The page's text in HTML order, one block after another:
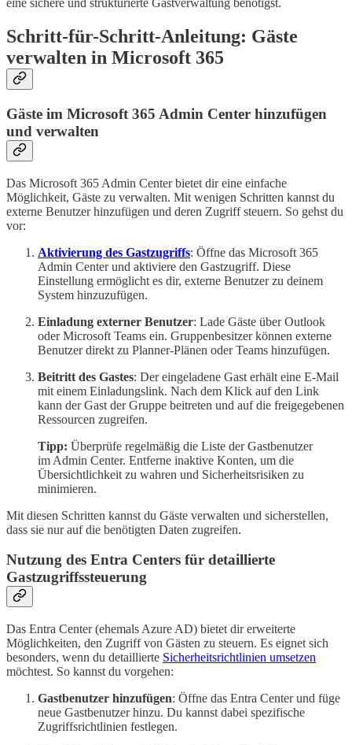
eine sichere und strukturierte Gastverwaltung benötigst.
Schritt-für-Schritt-Anleitung: Gäste
verwalten in Microsoft 365
Gäste im Microsoft 365 Admin Center hinzufügen
und verwalten
Das Microsoft 365 Admin Center bietet dir eine einfache
Möglichkeit, Gäste zu verwalten. Mit wenigen Schritten kannst du
externe Benutzer hinzufügen und deren Zugriff steuern. So gehst du
vor:
Aktivierung des Gastzugriffs: Öffne das Microsoft 365
Admin Center und aktiviere den Gastzugriff. Diese
Einstellung ermöglicht es dir, externe Benutzer zu deinem
System hinzuzufügen.
Einladung externer Benutzer: Lade Gäste über Outlook
oder Microsoft Teams ein. Gruppenbesitzer können externe
Benutzer direkt zu Planner-Plänen oder Teams hinzufügen.
Beitritt des Gastes: Der eingeladene Gast erhält eine E-Mail
mit einem Einladungslink. Nach dem Klick auf den Link
kann der Gast der Gruppe beitreten und auf die freigegebenen
Ressourcen zugreifen.
Tipp: Überprüfe regelmäßig die Liste der Gastbenutzer
im Admin Center. Entferne inaktive Konten, um die
Übersichtlichkeit zu wahren und Sicherheitsrisiken zu
minimieren.
Mit diesen Schritten kannst du Gäste verwalten und sicherstellen,
dass sie nur auf die benötigten Daten zugreifen.
Nutzung des Entra Centers für detaillierte
Gastzugriffssteuerung
Das Entra Center (ehemals Azure AD) bietet dir erweiterte
Möglichkeiten, den Zugriff von Gästen zu steuern. Es eignet sich
besonders, wenn du detaillierte Sicherheitsrichtlinien umsetzen
möchtest. So kannst du vorgehen:
Gastbenutzer hinzufügen: Öffne das Entra Center und füge
neue Gastbenutzer hinzu. Du kannst dabei spezifische
Zugriffsrichtlinien festlegen.